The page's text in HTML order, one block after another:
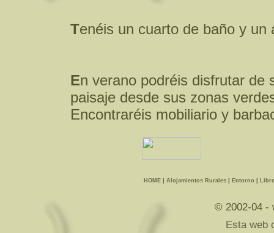
Tenéis un cuarto de baño y un
En verano podréis disfrutar de
paisaje desde sus zonas
Encontraréis mobiliario y
HOME Alojamientos Rurales Entorno
© 2002-04 -
Esta web